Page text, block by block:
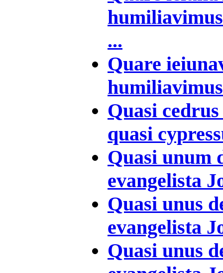
...
Quare
Quasi
quasi
Quasi unum
evangelista
Quasi unus
evangelista
Quasi unus